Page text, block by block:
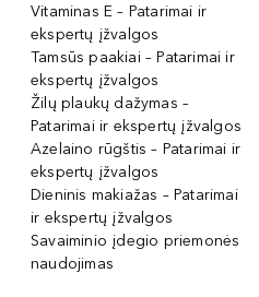
Vitaminas E – Patarimai ir
ekspertų įžvalgos
Tamsūs paakiai – Patarimai ir
ekspertų įžvalgos
Žilų plaukų dažymas –
Patarimai ir ekspertų įžvalgos
Azelaino rūgštis – Patarimai ir
ekspertų įžvalgos
Dieninis makiažas – Patarimai
ir ekspertų įžvalgos
Savaiminio įdegio priemonės
naudojimas